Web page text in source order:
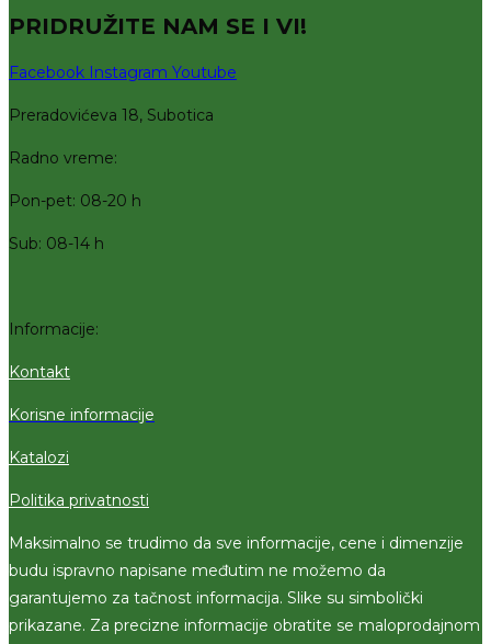
PRIDRUŽITE NAM SE I VI!
Facebook Instagram Youtube
Preradovićeva 18, Subotica
Radno vreme:
Pon-pet: 08-20 h
Sub: 08-14 h
Informacije:
Kontakt
Korisne informacije
Katalozi
Politika privatnosti
Maksimalno se trudimo da sve informacije, cene i dimenzije
budu ispravno napisane međutim ne možemo da
garantujemo za tačnost informacija. Slike su simbolički
prikazane. Za precizne informacije obratite se maloprodajnom